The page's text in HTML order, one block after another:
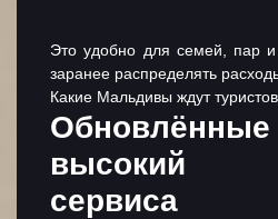
Это удобно для семей, пар и
заранее распределять
Какие Мальдивы ждут
высокий
сервиса